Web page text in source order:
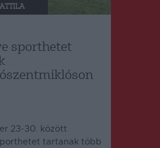
sporthetet
23-30. között
tartanak több